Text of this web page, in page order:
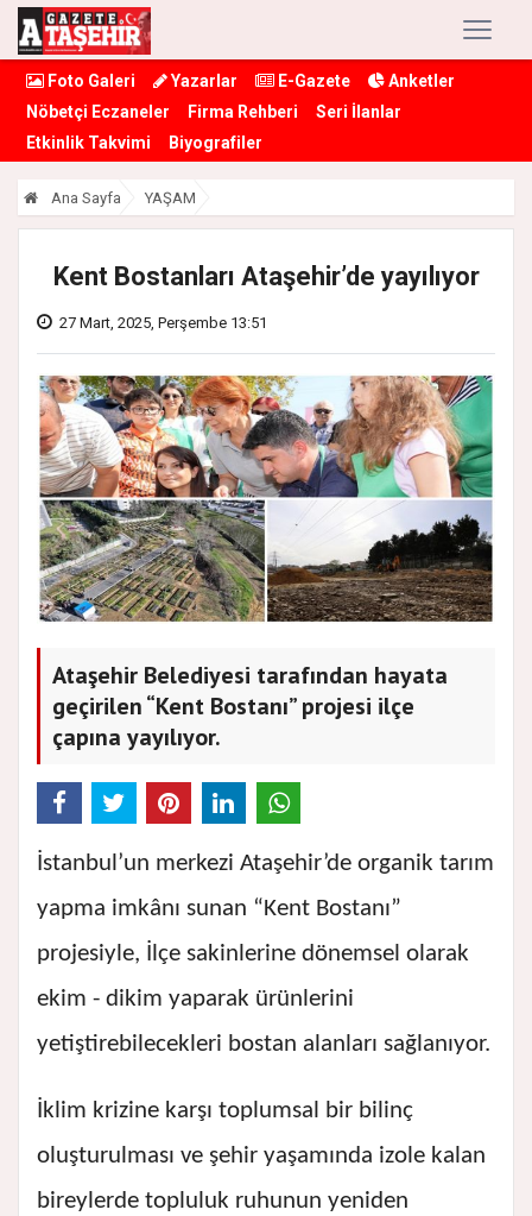
Foto Galeri Yazarlar E-Gazete
Anketler
Nöbetçi Eczaneler
Firma Rehberi
Seri İlanlar
Etkinlik Takvimi
Biyografiler
Ana Sayfa YAŞAM
Kent Bostanları Ataşehir’de yayılıyor
27 Mart, 2025, Perşembe 13:51
Ataşehir Belediyesi tarafından hayata
geçirilen “Kent Bostanı” projesi ilçe
çapına yayılıyor.
İstanbul’un merkezi Ataşehir’de organik tarım
yapma imkânı sunan “Kent Bostanı”
projesiyle, İlçe sakinlerine dönemsel olarak
ekim - dikim yaparak ürünlerini
yetiştirebilecekleri bostan alanları sağlanıyor.
İklim krizine karşı toplumsal bir bilinç
oluşturulması ve şehir yaşamında izole kalan
bireylerde topluluk ruhunun yeniden